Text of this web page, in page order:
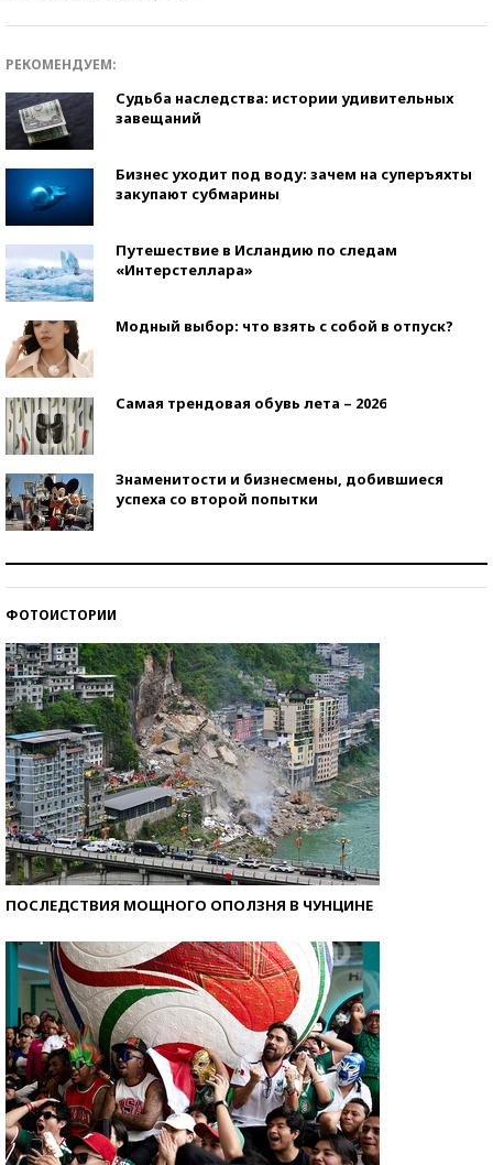
РЕКОМЕНДУЕМ:
Судьба наследства: истории удивительных
завещаний
Бизнес уходит под воду: зачем на суперъяхты
закупают субмарины
Путешествие в Исландию по следам
«Интерстеллара»
Модный выбор: что взять с собой в отпуск?
Самая трендовая обувь лета – 2026
Знаменитости и бизнесмены, добившиеся
успеха со второй попытки
ФОТОИСТОРИИ
ПОСЛЕДСТВИЯ МОЩНОГО ОПОЛЗНЯ В ЧУНЦИНЕ